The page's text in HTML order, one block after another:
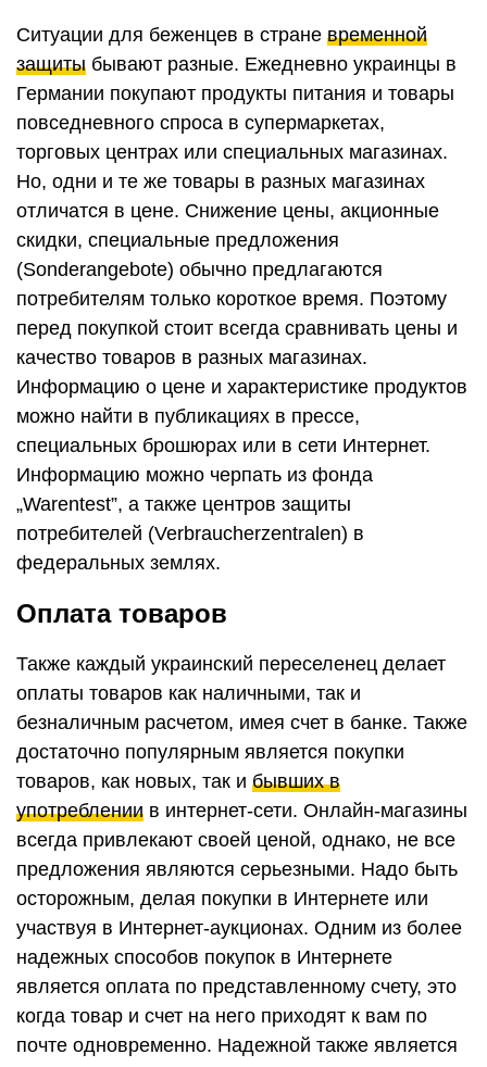
Ситуации для беженцев в стране временной
защиты бывают разные. Ежедневно украинцы в
Германии покупают продукты питания и товары
повседневного спроса в супермаркетах,
торговых центрах или специальных магазинах.
Но, одни и те же товары в разных магазинах
отличатся в цене. Снижение цены, акционные
скидки, специальные предложения
(Sonderangebote) обычно предлагаются
потребителям только короткое время. Поэтому
перед покупкой стоит всегда сравнивать цены и
качество товаров в разных магазинах.
Информацию о цене и характеристике продуктов
можно найти в публикациях в прессе,
специальных брошюрах или в сети Интернет.
Информацию можно черпать из фонда
„Warentest”, а также центров защиты
потребителей (Verbraucherzentralen) в
федеральных землях.
Оплата товаров
Также каждый украинский переселенец делает
оплаты товаров как наличными, так и
безналичным расчетом, имея счет в банке. Также
достаточно популярным является покупки
товаров, как новых, так и бывших в
употреблении в интернет-сети. Онлайн-магазины
всегда привлекают своей ценой, однако, не все
предложения являются серьезными. Надо быть
осторожным, делая покупки в Интернете или
участвуя в Интернет-аукционах. Одним из более
надежных способов покупок в Интернете
является оплата по представленному счету, это
когда товар и счет на него приходят к вам по
почте одновременно. Надежной также является